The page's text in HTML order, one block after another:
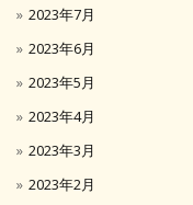
2023年7月
2023年6月
2023年5月
2023年4月
2023年3月
2023年2月